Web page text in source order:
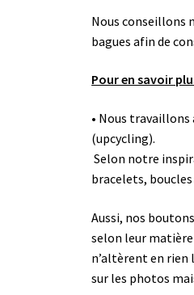
Nous conseillons
bagues afin de
Pour en savoir
• Nous travaillons
(upcycling).
Selon notre
bracelets,
Aussi, nos
selon leur
n’altèrent en rien
sur les photos